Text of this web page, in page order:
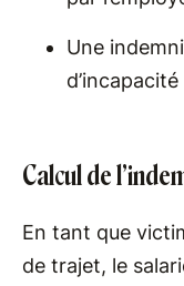
Une
Calcul de
En tant que
de trajet, le